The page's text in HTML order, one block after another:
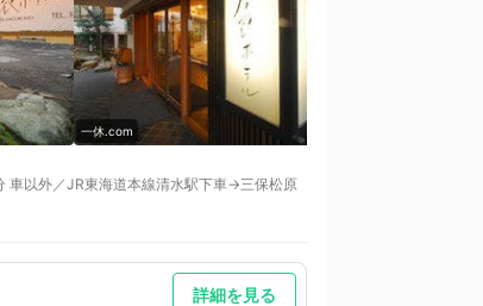
一休.com
車以外／JR東海道本線清水駅下車→三保松原
35分 車以外／JR東海道本線清水駅下車→三
クシー：15分（清水駅より）
詳細を見る